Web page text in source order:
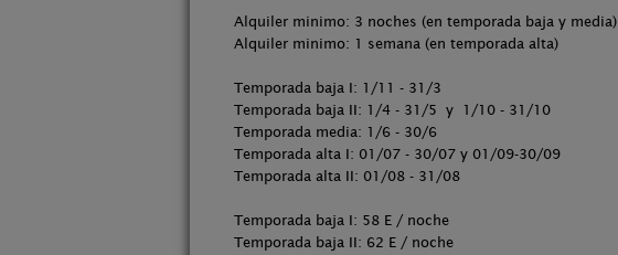
Alquiler minimo: 3 noches (en temporada baja y media)
Alquiler minimo: 1 semana (en temporada alta)
Temporada baja I: 1/11 - 31/3
Temporada baja II: 1/4 - 31/5 y 1/10 - 31/10
Temporada media: 1/6 - 30/6
Temporada alta I: 01/07 - 30/07 y 01/09-30/09
Temporada alta II: 01/08 - 31/08
Temporada baja I: 58 E / noche
Temporada baja II: 62 E / noche